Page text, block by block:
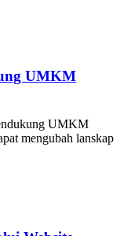
UMKM
UMKM
mengubah lanskap